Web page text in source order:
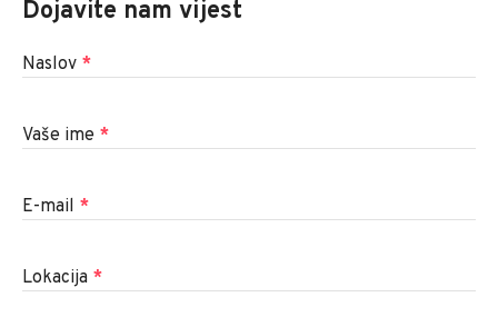
Dojavite nam vijest
Naslov *
Vaše ime *
E-mail *
Lokacija *